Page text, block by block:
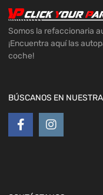
Somos la refaccionaria
¡Encuentra aquí las
coche!
BÚSCANOS EN